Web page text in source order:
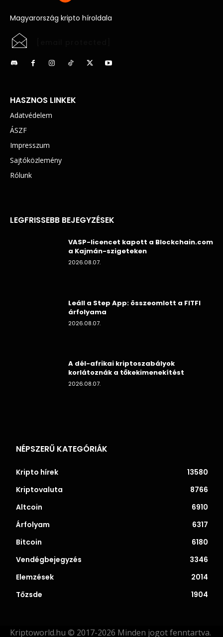
Magyarország kripto híroldala
HASZNOS LINKEK
Adatvédelem
ÁSZF
Impresszum
Sajtóközlemény
Rólunk
LEGFRISSEBB BEJEGYZÉSEK
VASP-licencet kapott a Blockchain.com
a Kajmán-szigeteken
2026.08.07.
Leáll a Step App: összeomlott a FITFI
árfolyama
2026.08.07.
A dél-afrikai kriptoszabályok
korlátoznák a tőkekimenekítést
2026.08.07.
NÉPSZERŰ KATEGÓRIÁK
Kripto hírek
13580
Kriptovaluta
8766
Altcoin
6910
Árfolyam
6317
Bitcoin
6180
Vendégbejegyzés
3346
Elemzések
2014
Tőzsde
1904
Kriptoworld.hu © 2017-2026 Minden jogot fenntartva.